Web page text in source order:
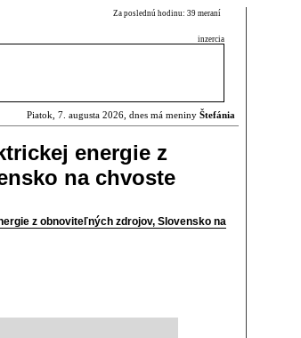
Za poslednú hodinu: 39 meraní
inzercia
Piatok, 7. augusta 2026, dnes má meniny Štefánia
energie z
na chvoste
z obnoviteľných zdrojov, Slovensko na